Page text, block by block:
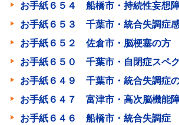
お手紙６５４ 船橋市・持続性妄想
お手紙６５３ 千葉市・統合失調症
お手紙６５２ 佐倉市・脳梗塞の方
お手紙６５０ 千葉市・自閉症スペ
お手紙６４９ 千葉市・統合失調症
お手紙６４７ 富津市・高次脳機能
お手紙６４６ 船橋市・統合失調症